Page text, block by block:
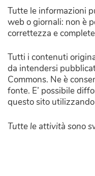
Tutte le informazioni
web o giornali: non è
correttezza e
Tutti i contenuti
da intendersi
Commons. Ne è
fonte. E’ possibile
questo sito utilizzando
Tutte le attività sono